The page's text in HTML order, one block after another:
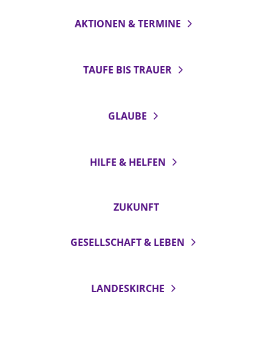
AKTIONEN & TERMINE
TAUFE BIS TRAUER
GLAUBE
HILFE & HELFEN
ZUKUNFT
GESELLSCHAFT & LEBEN
LANDESKIRCHE